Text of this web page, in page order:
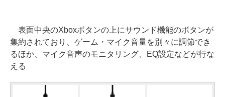
表面中央のXboxボタンの上にサウンド機能のボタンが
集約されており、ゲーム・マイク音量を別々に調節でき
るほか、マイク音声のモニタリング、EQ設定などが行な
える